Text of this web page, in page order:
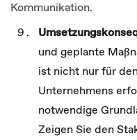
Kommunikation.
und geplante
ist nicht nur für
Unternehmens
notwendige
Zeigen Sie den